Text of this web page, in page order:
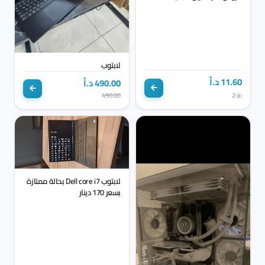
11.60 د.أ
2
لابتوب
490.00 د.أ
490.00
لابتوب Dell core i7 بحالة ممتازة
بسعر 170 دينار